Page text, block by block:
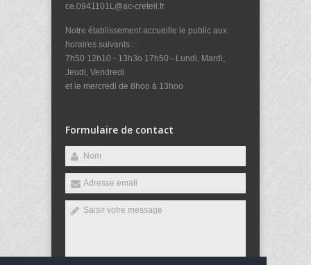
ce.0941101L@ac-creteil.fr
Notre établissement accueille le public aux
horaires suivants :
7h50 12h10 - 13h3o 17h50 - Lundi, Mardi,
Jeudi, Vendredi
et le mercredi de 8hoo à 13hoo
Formulaire de contact